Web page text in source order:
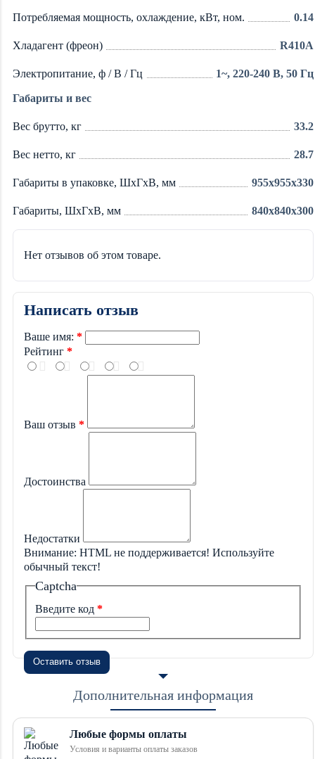
Потребляемая мощность, охлаждение, кВт, ном. 0.14
Хладагент (фреон) R410A
Электропитание, ф / В / Гц 1~, 220-240 В, 50 Гц
Габариты и вес
Вес брутто, кг 33.2
Вес нетто, кг 28.7
Габариты в упаковке, ШхГхВ, мм 955x955x330
Габариты, ШхГхВ, мм 840x840x300
Нет отзывов об этом товаре.
Написать отзыв
Ваше имя:
Рейтинг
Ваш отзыв
Достоинства
Недостатки
Внимание: HTML не поддерживается! Используйте
обычный текст!
Captcha
Введите код
Оставить отзыв
Дополнительная информация
Любые формы оплаты
Условия и варианты оплаты заказов